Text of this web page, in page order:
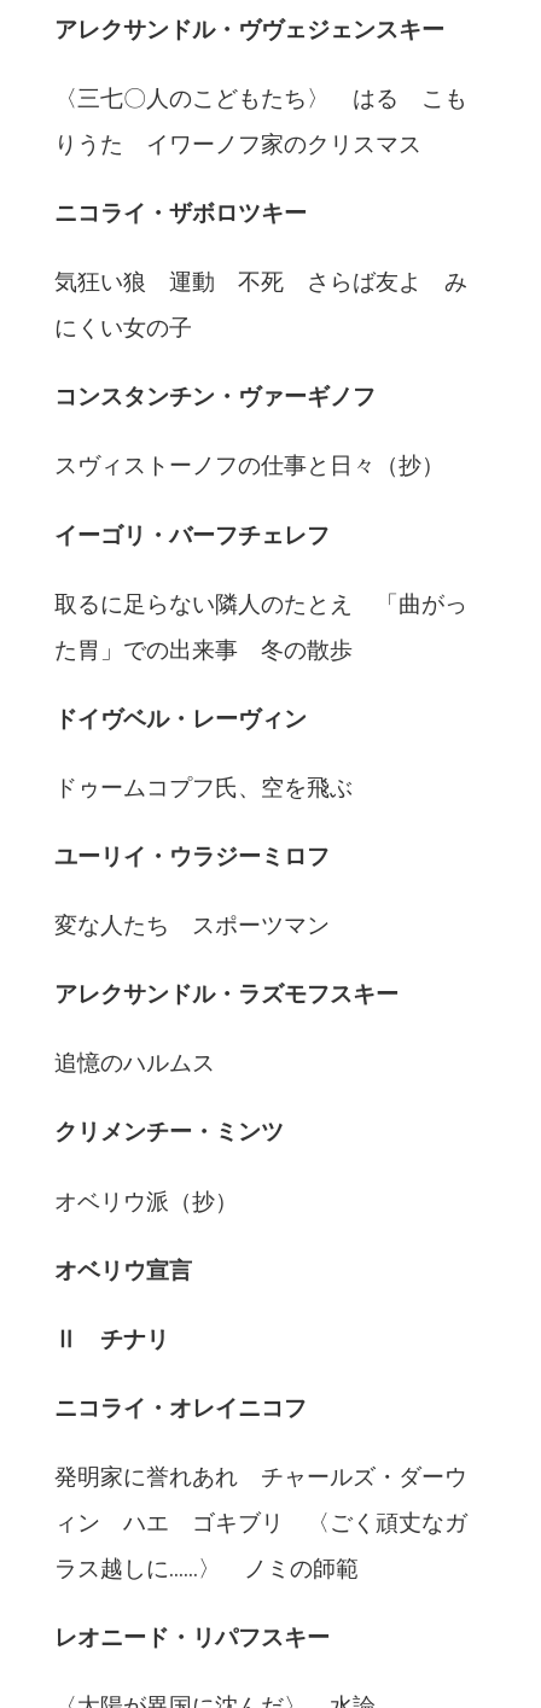
アレクサンドル・ヴヴェジェンスキー
〈三七〇人のこどもたち〉 はる こも
りうた イワーノフ家のクリスマス
ニコライ・ザボロツキー
気狂い狼 運動 不死 さらば友よ み
にくい女の子
コンスタンチン・ヴァーギノフ
スヴィストーノフの仕事と日々（抄）
イーゴリ・バーフチェレフ
取るに足らない隣人のたとえ 「曲がっ
た胃」での出来事 冬の散歩
ドイヴベル・レーヴィン
ドゥームコプフ氏、空を飛ぶ
ユーリイ・ウラジーミロフ
変な人たち スポーツマン
アレクサンドル・ラズモフスキー
追憶のハルムス
クリメンチー・ミンツ
オベリウ派（抄）
オベリウ宣言
Ⅱ チナリ
ニコライ・オレイニコフ
発明家に誉れあれ チャールズ・ダーウ
ィン ハエ ゴキブリ 〈ごく頑丈なガ
ラス越しに……〉 ノミの師範
レオニード・リパフスキー